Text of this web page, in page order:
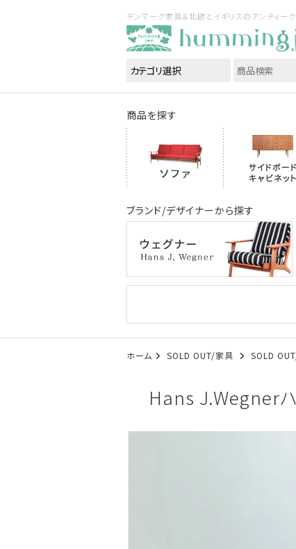
デンマーク家具＆北欧とイギリスのアンティ
商品を探す
ブランド/デザイナーから探す
ホーム SOLD OUT/家具 SOLD
Hans J.Wegnerハ